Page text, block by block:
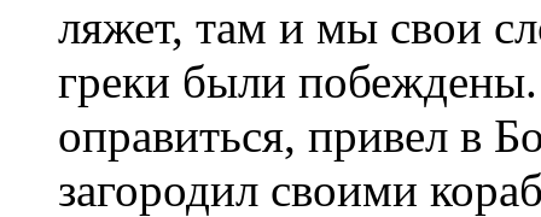
ляжет, там и мы свои
греки были
оправиться, привел в
загородил своими